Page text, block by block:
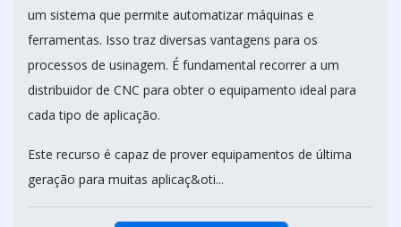
um sistema que permite automatizar máquinas e
ferramentas. Isso traz diversas vantagens para os
processos de usinagem. É fundamental recorrer a um
distribuidor de CNC para obter o equipamento ideal para
cada tipo de aplicação.
Este recurso é capaz de prover equipamentos de última
geração para muitas aplicaç&oti...